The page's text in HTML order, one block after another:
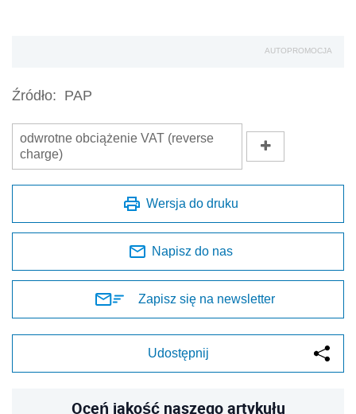
AUTOPROMOCJA
Źródło: PAP
odwrotne obciążenie VAT (reverse
charge)
Wersja do druku
Napisz do nas
Zapisz się na newsletter
Udostępnij
Oceń jakość naszego artykułu